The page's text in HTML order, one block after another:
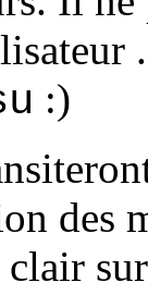
:)
des